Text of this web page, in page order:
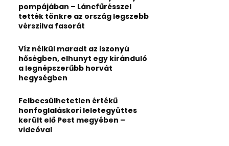
pompájában – Láncfűrésszel
tették tönkre az ország legszebb
vérszilva fasorát
Víz nélkül maradt az iszonyú
hőségben, elhunyt egy kiránduló
a legnépszerűbb horvát
hegységben
Felbecsülhetetlen értékű
honfoglaláskori leletegyüttes
került elő Pest megyében –
videóval